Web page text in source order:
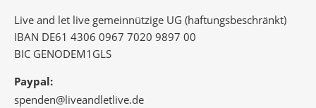
Live and let live gemeinnützige UG (haftungsbeschränkt)
IBAN DE61 4306 0967 7020 9897 00
BIC GENODEM1GLS
Paypal:
spenden@liveandletlive.de